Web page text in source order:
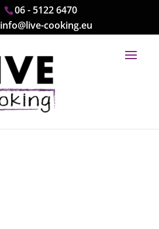
06 - 5122 6470
info@live-cooking.eu